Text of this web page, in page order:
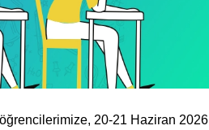
20-21 Haziran 2026